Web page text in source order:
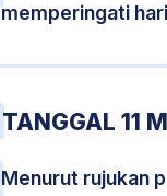
memperingati
TANGGAL 11
Menurut rujukan